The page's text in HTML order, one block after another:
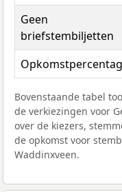
Geen
briefstembiljetten
Bovenstaande tabel
de verkiezingen voor
over de kiezers,
de opkomst voor
Waddinxveen.